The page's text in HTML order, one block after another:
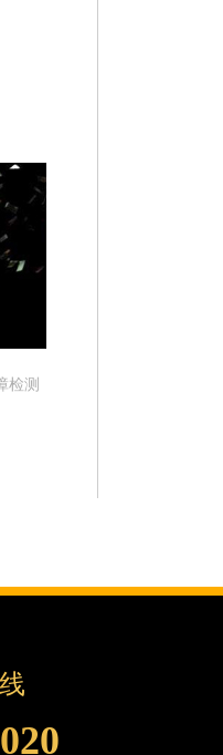
区人民大街腕表时光售后服务中
区紫气大路与南九经街交汇处腕
区五环大街腕表时光售后服务中
区环通乡江南大街腕表时光售后
市解放路腕表时光售后服务中心
区站前街腕表时光售后服务中心
区七经街腕表时光售后服务中心
区中街路137号亨得利名表维修
区中街路83号亨得利名表维修
门外大街甲6号华熙国际中心D
检测